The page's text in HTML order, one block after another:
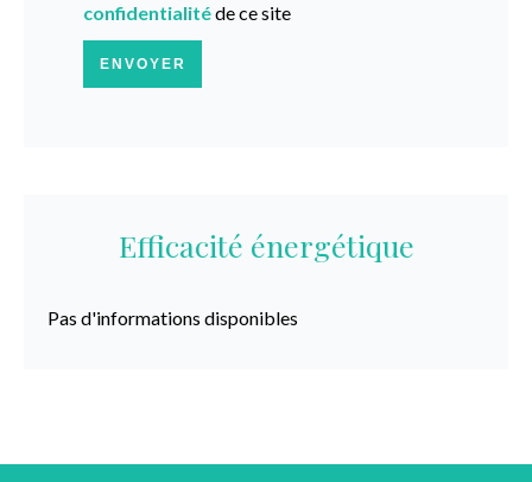
confidentialitéde ce site
ENVOYER
Efficacité énergétique
Pas d'informations disponibles